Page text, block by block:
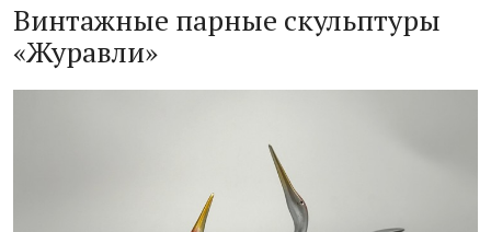
Винтажные парные скульптуры
«Журавли»